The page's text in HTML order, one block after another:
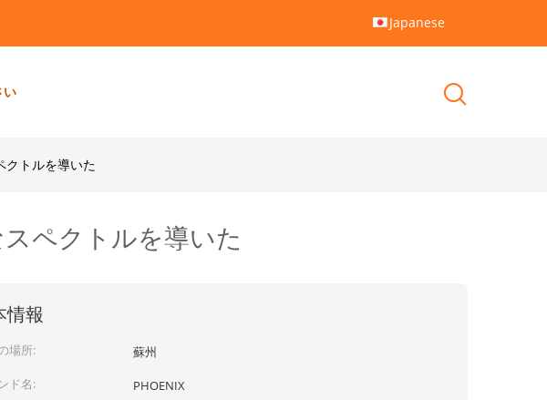
Japanese
い
クトルを導いた
ペクトルを導いた
情報
場所:
蘇州
ド名:
PHOENIX